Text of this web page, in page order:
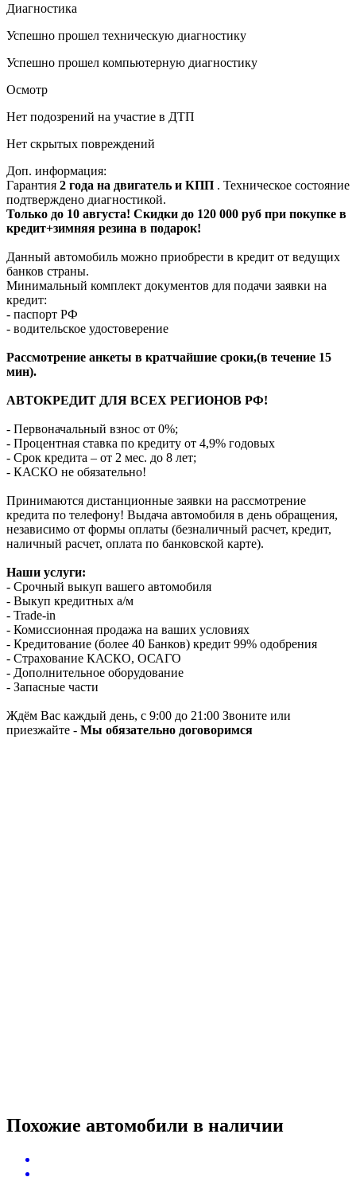
Диагностика
Успешно прошел техническую диагностику
Успешно прошел компьютерную диагностику
Осмотр
Нет подозрений на участие в ДТП
Нет скрытых повреждений
Доп. информация:
Гарантия 2 года на двигатель и КПП . Техническое состояние
подтверждено диагностикой.
Только до 10 августа! Скидки до 120 000 руб при покупке в
кредит+зимняя резина в подарок!
Данный автомобиль можно приобрести в кредит от ведущих
банков страны.
Минимальный комплект документов для подачи заявки на
кредит:
- паспорт РФ
- водительское удостоверение
Рассмотрение анкеты в кратчайшие сроки,(в течение 15
мин).
АВТОКРЕДИТ ДЛЯ ВСЕХ РЕГИОНОВ РФ!
- Первоначальный взнос от 0%;
- Процентная ставка по кредиту от 4,9% годовых
- Срок кредита – от 2 мес. до 8 лет;
- КАСКО не обязательно!
Принимаются дистанционные заявки на рассмотрение
кредита по телефону! Выдача автомобиля в день обращения,
независимо от формы оплаты (безналичный расчет, кредит,
наличный расчет, оплата по банковской карте).
Наши услуги:
- Срочный выкуп вашего автомобиля
- Выкуп кредитных а/м
- Trade-in
- Комиссионная продажа на ваших условиях
- Кредитование (более 40 Банков) кредит 99% одобрения
- Страхование КАСКО, ОСАГО
- Дополнительное оборудование
- Запасные части
Ждём Вас каждый день, с 9:00 до 21:00 Звоните или
приезжайте - Мы обязательно договоримся
Похожие автомобили в наличии